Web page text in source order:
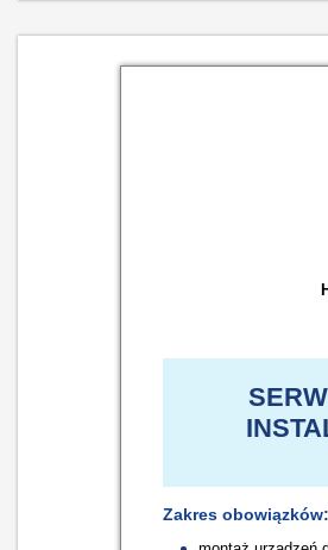
Zakres obowiązków: